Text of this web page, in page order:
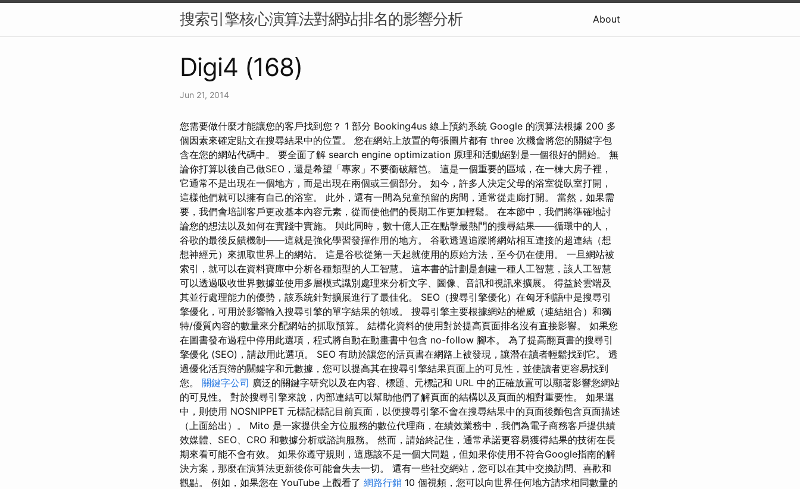
搜索引擎核心演算法對網站排名的影響分析 About
Digi4 (168)
Jun 21, 2014
您需要做什麼才能讓您的客戶找到您？ 1 部分 Booking4us 線上預約系統 Google 的演算法根據 200 多
個因素來確定貼文在搜尋結果中的位置。 您在網站上放置的每張圖片都有 three 次機會將您的關鍵字包
含在您的網站代碼中。 要全面了解 search engine optimization 原理和活動絕對是一個很好的開始。 無
論你打算以後自己做SEO，還是希望「專家」不要衝破籬笆。 這是一個重要的區域，在一棟大房子裡，
它通常不是出現在一個地方，而是出現在兩個或三個部分。 如今，許多人決定父母的浴室從臥室打開，
這樣他們就可以擁有自己的浴室。 此外，還有一間為兒童預留的房間，通常從走廊打開。 當然，如果需
要，我們會培訓客戶更改基本內容元素，從而使他們的長期工作更加輕鬆。 在本節中，我們將準確地討
論您的想法以及如何在實踐中實施。 與此同時，數十億人正在點擊最熱門的搜尋結果——循環中的人，
谷歌的最後反饋機制——這就是強化學習發揮作用的地方。 谷歌透過追蹤將網站相互連接的超連結（想
想神經元）來抓取世界上的網站。 這是谷歌從第一天起就使用的原始方法，至今仍在使用。 一旦網站被
索引，就可以在資料寶庫中分析各種類型的人工智慧。 這本書的計劃是創建一種人工智慧，該人工智慧
可以透過吸收世界數據並使用多層模式識別處理來分析文字、圖像、音訊和視訊來擴展。 得益於雲端及
其並行處理能力的優勢，該系統針對擴展進行了最佳化。 SEO（搜尋引擎優化）在匈牙利語中是搜尋引
擎優化，可用於影響輸入搜尋引擎的單字結果的領域。 搜尋引擎主要根據網站的權威（連結組合）和獨
特/優質內容的數量來分配網站的抓取預算。 結構化資料的使用對於提高頁面排名沒有直接影響。 如果您
在圖書發布過程中停用此選項，程式將自動在動畫書中包含 no-follow 腳本。 為了提高翻頁書的搜尋引
擎優化 (SEO)，請啟用此選項。 SEO 有助於讓您的活頁書在網路上被發現，讓潛在讀者輕鬆找到它。 透
過優化活頁簿的關鍵字和元數據，您可以提高其在搜尋引擎結果頁面上的可見性，並使讀者更容易找到
您。 關鍵字公司 廣泛的關鍵字研究以及在內容、標題、元標記和 URL 中的正確放置可以顯著影響您網站
的可見性。 對於搜尋引擎來說，內部連結可以幫助他們了解頁面的結構以及頁面的相對重要性。 如果選
中，則使用 NOSNIPPET 元標記標記目前頁面，以便搜尋引擎不會在搜尋結果中的頁面後麵包含頁面描述
（上面給出）。 Mito 是一家提供全方位服務的數位代理商，在績效業務中，我們為電子商務客戶提供績
效媒體、SEO、CRO 和數據分析或諮詢服務。 然而，請始終記住，通常承諾更容易獲得結果的技術在長
期來看可能不會有效。 如果你遵守規則，這應該不是一個大問題，但如果你使用不符合Google指南的解
決方案，那麼在演算法更新後你可能會失去一切。 還有一些社交網站，您可以在其中交換訪問、喜歡和
觀點。 例如，如果您在 YouTube 上觀看了 網路行銷 10 個視頻，您可以向世界任何地方請求相同數量的